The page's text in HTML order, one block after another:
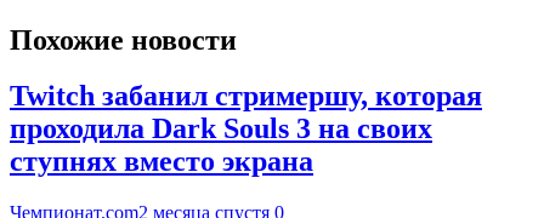
Похожие новости
Twitch забанил стримершу, которая
проходила Dark Souls 3 на своих
ступнях вместо экрана
Чемпионат.com2 месяца спустя 0